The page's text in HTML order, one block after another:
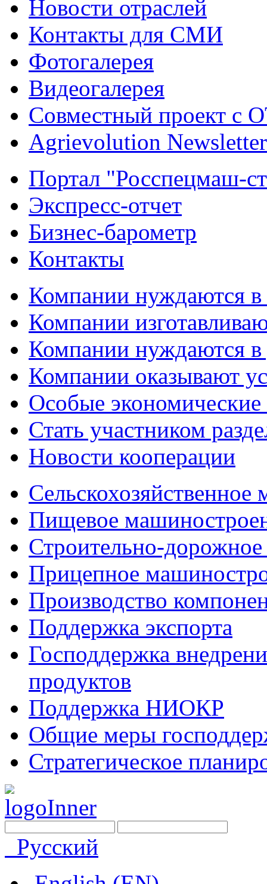
Новости отраслей
Контакты для СМИ
Фотогалерея
Видеогалерея
Совместный проект с
Agrievolution Newsletter
Портал "Росспецмаш-
Экспресс-отчет
Бизнес-барометр
Контакты
Компании нуждаются в
Компании
Компании нуждаются в
Компании оказывают
Особые
Стать участником
Новости кооперации
Пищевое
Строительно-
Прицепное
Производство
Поддержка экспорта
Господдержка
продуктов
Поддержка НИОКР
Общие меры
Стратегическое
Русский